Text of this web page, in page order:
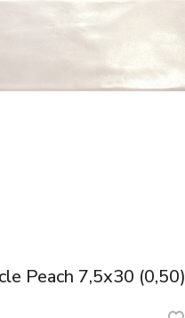
Peach 7,5х30 (0,50)